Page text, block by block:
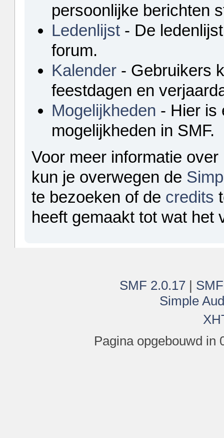
persoonlijke berichten
Ledenlijst- De
forum.
Kalender- Gebruikers
feestdagen en
Mogelijkheden - Hier is
mogelijkheden in SMF.
Voor meer informatie
kun je overwegen de
te bezoeken of de credits
heeft gemaakt tot wat het
SMF 2.0.17 |
Simple
Pagina opgebouwd in